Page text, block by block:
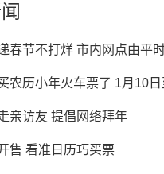
春节不打烊 市内网点由平
农历小年火车票了 1月10
亲访友 提倡网络拜年
售 看准日历巧买票